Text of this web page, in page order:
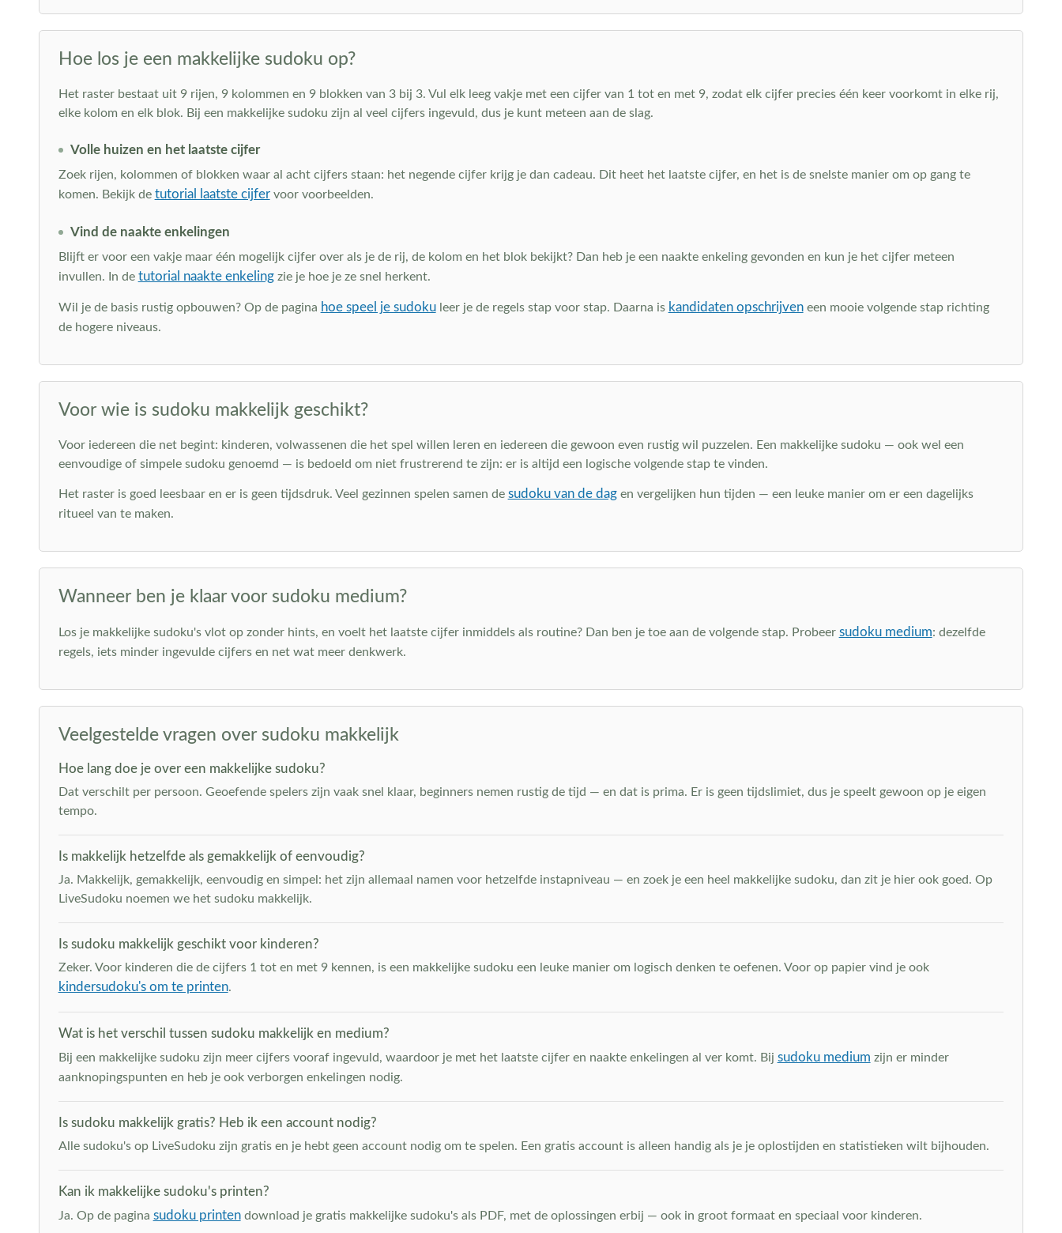
Hoe los je een makkelijke sudoku op?
Het raster bestaat uit 9 rijen, 9 kolommen en 9 blokken van 3 bij 3. Vul elk leeg vakje met een cijfer van 1 tot en met 9, zodat elk cijfer precies één keer voorkomt in elke rij,
elke kolom en elk blok. Bij een makkelijke sudoku zijn al veel cijfers ingevuld, dus je kunt meteen aan de slag.
Volle huizen en het laatste cijfer
Zoek rijen, kolommen of blokken waar al acht cijfers staan: het negende cijfer krijg je dan cadeau. Dit heet het laatste cijfer, en het is de snelste manier om op gang te
komen. Bekijk de tutorial laatste cijfervoor voorbeelden.
Vind de naakte enkelingen
Blijft er voor een vakje maar één mogelijk cijfer over als je de rij, de kolom en het blok bekijkt? Dan heb je een naakte enkeling gevonden en kun je het cijfer meteen
invullen. In de tutorial naakte enkelingzie je hoe je ze snel herkent.
Wil je de basis rustig opbouwen? Op de pagina hoe speel je sudokuleer je de regels stap voor stap. Daarna is kandidaten opschrijveneen mooie volgende stap richting
de hogere niveaus.
Voor wie is sudoku makkelijk geschikt?
Voor iedereen die net begint: kinderen, volwassenen die het spel willen leren en iedereen die gewoon even rustig wil puzzelen. Een makkelijke sudoku — ook wel een
eenvoudige of simpele sudoku genoemd — is bedoeld om niet frustrerend te zijn: er is altijd een logische volgende stap te vinden.
Het raster is goed leesbaar en er is geen tijdsdruk. Veel gezinnen spelen samen de sudoku van de dagen vergelijken hun tijden — een leuke manier om er een dagelijks
ritueel van te maken.
Wanneer ben je klaar voor sudoku medium?
Los je makkelijke sudoku's vlot op zonder hints, en voelt het laatste cijfer inmiddels als routine? Dan ben je toe aan de volgende stap. Probeer sudoku medium: dezelfde
regels, iets minder ingevulde cijfers en net wat meer denkwerk.
Veelgestelde vragen over sudoku makkelijk
Hoe lang doe je over een makkelijke sudoku?
Dat verschilt per persoon. Geoefende spelers zijn vaak snel klaar, beginners nemen rustig de tijd — en dat is prima. Er is geen tijdslimiet, dus je speelt gewoon op je eigen
tempo.
Is makkelijk hetzelfde als gemakkelijk of eenvoudig?
Ja. Makkelijk, gemakkelijk, eenvoudig en simpel: het zijn allemaal namen voor hetzelfde instapniveau — en zoek je een heel makkelijke sudoku, dan zit je hier ook goed. Op
LiveSudoku noemen we het sudoku makkelijk.
Is sudoku makkelijk geschikt voor kinderen?
Zeker. Voor kinderen die de cijfers 1 tot en met 9 kennen, is een makkelijke sudoku een leuke manier om logisch denken te oefenen. Voor op papier vind je ook
kindersudoku's om te printen.
Wat is het verschil tussen sudoku makkelijk en medium?
Bij een makkelijke sudoku zijn meer cijfers vooraf ingevuld, waardoor je met het laatste cijfer en naakte enkelingen al ver komt. Bij sudoku medium zijn er minder
aanknopingspunten en heb je ook verborgen enkelingen nodig.
Is sudoku makkelijk gratis? Heb ik een account nodig?
Alle sudoku's op LiveSudoku zijn gratis en je hebt geen account nodig om te spelen. Een gratis account is alleen handig als je je oplostijden en statistieken wilt bijhouden.
Kan ik makkelijke sudoku's printen?
Ja. Op de pagina sudoku printendownload je gratis makkelijke sudoku's als PDF, met de oplossingen erbij — ook in groot formaat en speciaal voor kinderen.